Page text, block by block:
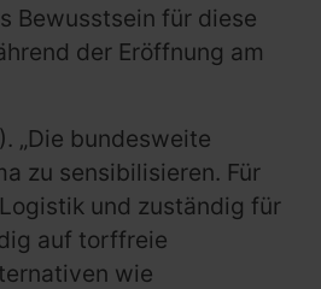
Bewusstsein für diese
der Eröffnung am
„Die bundesweite
zu sensibilisieren. Für
und zuständig für
auf torffreie
wie